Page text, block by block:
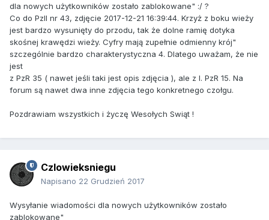
dla nowych użytkowników zostało zablokowane" :/ ?
Co do PzII nr 43, zdjęcie 2017-12-21 16:39:44. Krzyż z boku wieży
jest bardzo wysunięty do przodu, tak że dolne ramię dotyka
skośnej krawędzi wieży. Cyfry mają zupełnie odmienny krój"
szczególnie bardzo charakterystyczna 4. Dlatego uważam, że nie
jest
z PzR 35 ( nawet jeśli taki jest opis zdjęcia ), ale z I. PzR 15. Na
forum są nawet dwa inne zdjęcia tego konkretnego czołgu.
Pozdrawiam wszystkich i życzę Wesołych Swiąt !
Czlowieksniegu
Napisano 22 Grudzień 2017
Wysyłanie wiadomości dla nowych użytkowników zostało
zablokowane"